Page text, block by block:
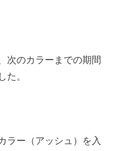
次のカラーまでの期間
た。
ラー（アッシュ）を入